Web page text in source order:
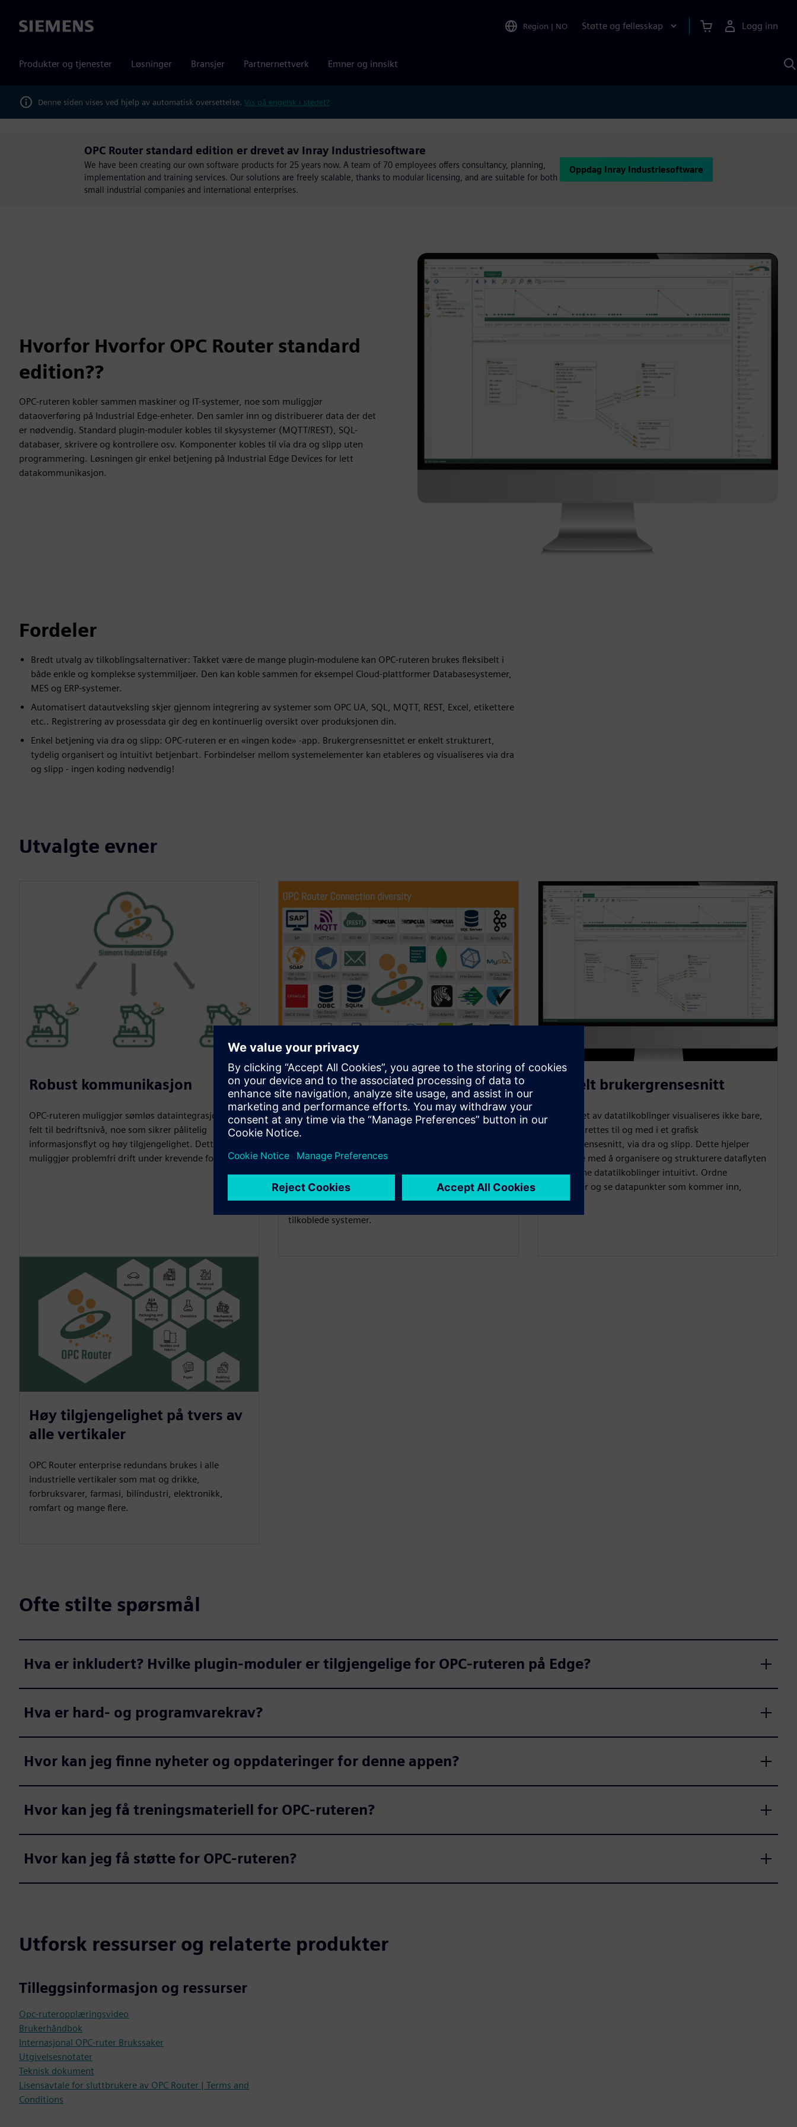
Siemens Region | NO Støtte og fellesskap Logg inn
Produkter og tjenester Løsninger Bransjer Partnernettverk Emner og innsikt
Denne siden vises ved hjelp av automatisk oversettelse. Vis på engelsk i stedet?
OPC Router standard edition er drevet av Inray Industriesoftware
We have been creating our own software products for 25 years now. A team of 70 employees offers consultancy, planning,
implementation and training services. Our solutions are freely scalable, thanks to modular licensing, and are suitable for both
small industrial companies and international enterprises.
Oppdag Inray Industriesoftware
Hvorfor Hvorfor OPC Router standard
edition??
OPC-ruteren kobler sammen maskiner og IT-systemer, noe som muliggjør
dataoverføring på Industrial Edge-enheter. Den samler inn og distribuerer data der det
er nødvendig. Standard plugin-moduler kobles til skysystemer (MQTT/REST), SQL-
databaser, skrivere og kontrollere osv. Komponenter kobles til via dra og slipp uten
programmering. Løsningen gir enkel betjening på Industrial Edge Devices for lett
datakommunikasjon.
Fordeler
Bredt utvalg av tilkoblingsalternativer: Takket være de mange plugin-modulene kan OPC-ruteren brukes fleksibelt i
både enkle og komplekse systemmiljøer. Den kan koble sammen for eksempel Cloud-plattformer Databasesystemer,
MES og ERP-systemer.
Automatisert datautveksling skjer gjennom integrering av systemer som OPC UA, SQL, MQTT, REST, Excel, etikettere
etc.. Registrering av prosessdata gir deg en kontinuerlig oversikt over produksjonen din.
Enkel betjening via dra og slipp: OPC-ruteren er en «ingen kode» -app. Brukergrensesnittet er enkelt strukturert,
tydelig organisert og intuitivt betjenbart. Forbindelser mellom systemelementer kan etableres og visualiseres via dra
og slipp - ingen koding nødvendig!
Utvalgte evner
Robust kommunikasjon
OPC-ruteren muliggjør sømløs dataintegrasjon fra
felt til bedriftsnivå, noe som sikrer pålitelig
informasjonsflyt og høy tilgjengelighet. Dette
muliggjør problemfri drift under krevende forhold.
Modulær systemintegrasjon
med plugin-moduler
OPC-ruteren letter systemkommunikasjon gjennom
Hver utvidelse tilpasser seg spesifikke
målsystemkrav, noe som muliggjør effektiv
datainnsamling og konsolidering. Dette sikrer
tilkoblede systemer.
Visuelt brukergrensesnitt
Oppsettet av datatilkoblinger visualiseres ikke bare,
men opprettes til og med i et grafisk
brukergrensesnitt, via dra og slipp. Dette hjelper
brukerne med å organisere og strukturere dataflyten
og betjene datatilkoblinger intuitivt. Ordne
dataflyter og se datapunkter som kommer inn,
direkte.
Høy tilgjengelighet på tvers av
alle vertikaler
OPC Router enterprise redundans brukes i alle
industrielle vertikaler som mat og drikke,
forbruksvarer, farmasi, bilindustri, elektronikk,
romfart og mange flere.
Ofte stilte spørsmål
Hva er inkludert? Hvilke plugin-moduler er tilgjengelige for OPC-ruteren på Edge?
Hva er hard- og programvarekrav?
Hvor kan jeg finne nyheter og oppdateringer for denne appen?
Hvor kan jeg få treningsmateriell for OPC-ruteren?
Hvor kan jeg få støtte for OPC-ruteren?
Utforsk ressurser og relaterte produkter
Tilleggsinformasjon og ressurser
Opc-ruteropplæringsvideo
Brukerhåndbok
Internasjonal OPC-ruter Brukssaker
Utgivelsesnotater
Teknisk dokument
Lisensavtale for sluttbrukere av OPC Router | Terms and
Conditions